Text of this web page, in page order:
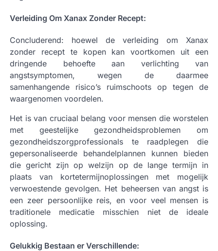
Verleiding Om Xanax Zonder Recept:
Concluderend: hoewel de verleiding om Xanax
zonder recept te kopen kan voortkomen uit een
dringende behoefte aan verlichting van
angstsymptomen, wegen de daarmee
samenhangende risico’s ruimschoots op tegen de
waargenomen voordelen.
Het is van cruciaal belang voor mensen die worstelen
met geestelijke gezondheidsproblemen om
gezondheidszorgprofessionals te raadplegen die
gepersonaliseerde behandelplannen kunnen bieden
die gericht zijn op welzijn op de lange termijn in
plaats van kortetermijnoplossingen met mogelijk
verwoestende gevolgen. Het beheersen van angst is
een zeer persoonlijke reis, en voor veel mensen is
traditionele medicatie misschien niet de ideale
oplossing.
Gelukkig Bestaan er Verschillende: